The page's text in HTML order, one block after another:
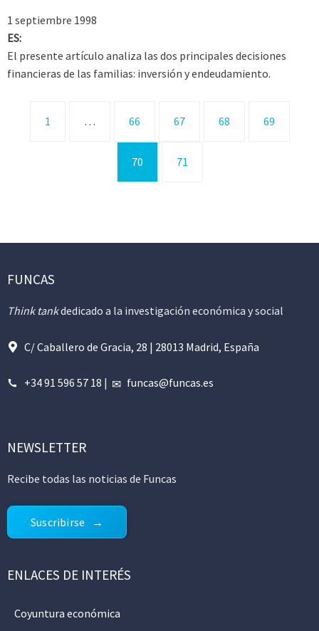
1 septiembre 1998
ES:
El presente artículo analiza las dos principales decisiones
financieras de las familias: inversión y endeudamiento.
1 … 66 67 68 69
70 71
FUNCAS
Think tankdedicado a la investigación económica y social
C/ Caballero de Gracia, 28 | 28013 Madrid, España
+34 91 596 57 18 | funcas@funcas.es
NEWSLETTER
Recibe todas las noticias de Funcas
Suscribirse
ENLACES DE INTERÉS
Coyuntura económica